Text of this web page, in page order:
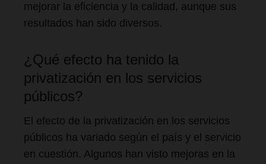
mejorar la eficiencia y la calidad, aunque sus
resultados han sido diversos.
¿Qué efecto ha tenido la
privatización en los servicios
públicos?
El efecto de la privatización en los servicios
públicos ha variado según el país y el servicio
en cuestión. Algunos han visto mejoras en la